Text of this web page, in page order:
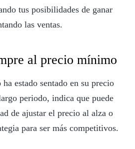
tus posibilidades de ganar
las ventas.
al precio mínimo
estado sentado en su precio
periodo, indica que puede
de ajustar el precio al alza o
para ser más competitivos.